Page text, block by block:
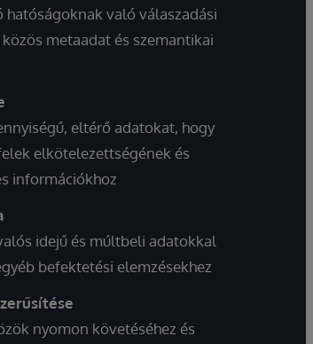
hatóságoknak való válaszadási
metaadat és szemantikai
eltérő adatokat, hogy
elkötelezettségének és
információkhoz
idejű és múltbeli adatokkal
befektetési elemzésekhez
nyomon követéséhez és